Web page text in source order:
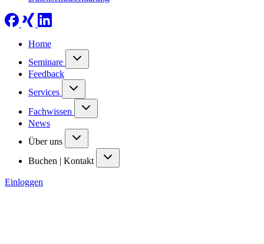
Home
Seminare
Feedback
Services
Fachwissen
News
Über uns
Buchen | Kontakt
Einloggen